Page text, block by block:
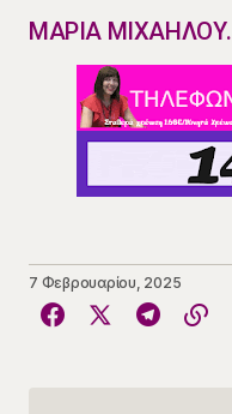
ΜΑΡΙΑ ΜΙΧΑΗΛΟΥ.
7 Φεβρουαρίου, 2025